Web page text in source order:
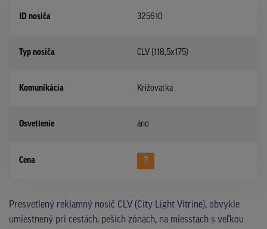
ID nosiča 325610
Typ nosiča CLV (118,5x175)
Komunikácia Križovatka
Osvetlenie áno
Cena ?
Presvetlený reklamný nosič CLV (City Light Vitrine), obvykle
umiestnený pri cestách, peších zónach, na miesstach s veľkou